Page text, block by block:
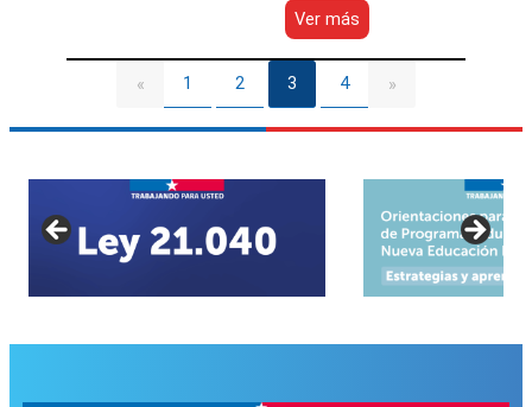
Ver más
Servicio
Local
Puerto
Cordillera
celebra
Escuela
Rural
« 1 2 3 4 »